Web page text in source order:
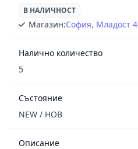
В НАЛИЧНОСТ
Магазин:София, Младост 4
Налично количество
5
Състояние
NEW / НОВ
Описание